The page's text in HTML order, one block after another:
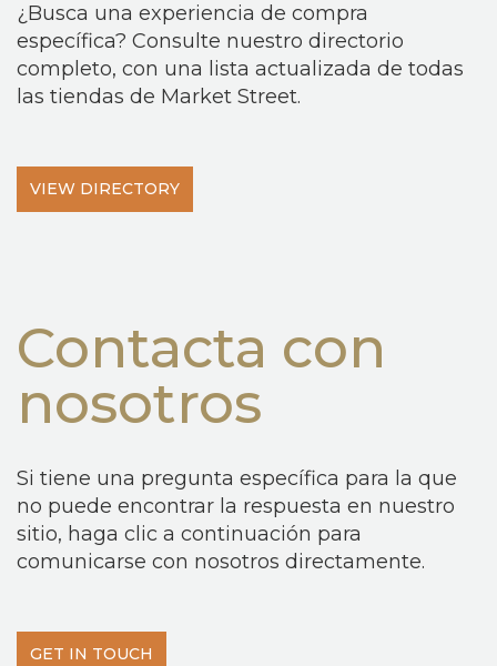
¿Busca una experiencia de compra
específica? Consulte nuestro directorio
completo, con una lista actualizada de todas
las tiendas de Market Street.
VIEW DIRECTORY
Contacta con
nosotros
Si tiene una pregunta específica para la que
no puede encontrar la respuesta en nuestro
sitio, haga clic a continuación para
comunicarse con nosotros directamente.
GET IN TOUCH